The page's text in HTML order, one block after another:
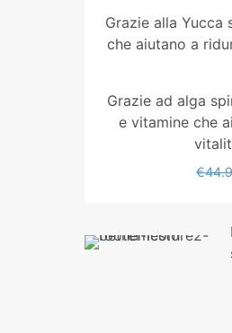
Grazie alla Yucca
che aiutano a
Grazie ad alga
e vitamine che
€